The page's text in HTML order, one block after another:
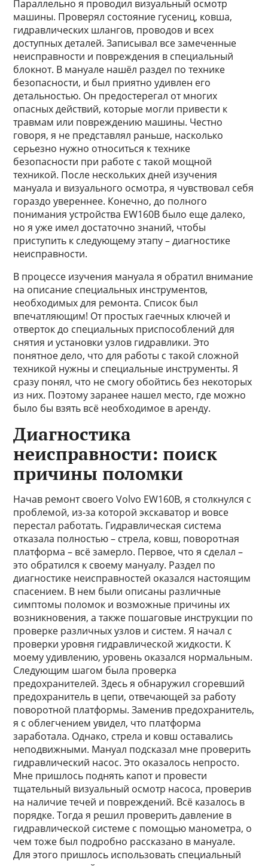
Параллельно я проводил визуальный осмотр
машины. Проверял состояние гусениц, ковша,
гидравлических шлангов, проводов и всех
доступных деталей. Записывал все замеченные
неисправности и повреждения в специальный
блокнот. В мануале нашёл раздел по технике
безопасности, и был приятно удивлен его
детальностью. Он предостерегал от многих
опасных действий, которые могли привести к
травмам или повреждению машины. Честно
говоря, я не представлял раньше, насколько
серьезно нужно относиться к технике
безопасности при работе с такой мощной
техникой. После нескольких дней изучения
мануала и визуального осмотра, я чувствовал себя
гораздо увереннее. Конечно, до полного
понимания устройства EW160B было еще далеко,
но я уже имел достаточно знаний, чтобы
приступить к следующему этапу – диагностике
неисправности.
В процессе изучения мануала я обратил внимание
на описание специальных инструментов,
необходимых для ремонта. Список был
впечатляющим! От простых гаечных ключей и
отверток до специальных приспособлений для
снятия и установки узлов гидравлики. Это
понятное дело, что для работы с такой сложной
техникой нужны и специальные инструменты. Я
сразу понял, что не смогу обойтись без некоторых
из них. Поэтому заранее нашел место, где можно
было бы взять всё необходимое в аренду.
Диагностика
неисправности: поиск
причины поломки
Начав ремонт своего Volvo EW160B, я столкнулся с
проблемой, из-за которой экскаватор и вовсе
перестал работать. Гидравлическая система
отказала полностью – стрела, ковш, поворотная
платформа – всё замерло. Первое, что я сделал –
это обратился к своему мануалу. Раздел по
диагностике неисправностей оказался настоящим
спасением. В нем были описаны различные
симптомы поломок и возможные причины их
возникновения, а также пошаговые инструкции по
проверке различных узлов и систем. Я начал с
проверки уровня гидравлической жидкости. К
моему удивлению, уровень оказался нормальным.
Следующим шагом была проверка
предохранителей. Здесь я обнаружил сгоревший
предохранитель в цепи, отвечающей за работу
поворотной платформы. Заменив предохранитель,
я с облегчением увидел, что платформа
заработала. Однако, стрела и ковш оставались
неподвижными. Мануал подсказал мне проверить
гидравлический насос. Это оказалось непросто.
Мне пришлось поднять капот и провести
тщательный визуальный осмотр насоса, проверив
на наличие течей и повреждений. Всё казалось в
порядке. Тогда я решил проверить давление в
гидравлической системе с помощью манометра, о
чем тоже был подробно рассказано в мануале.
Для этого пришлось использовать специальный